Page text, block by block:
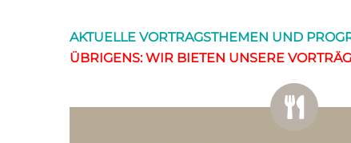
AKTUELLE VORTRAGSTHEMEN UND
ÜBRIGENS: WIR BIETEN UNSERE